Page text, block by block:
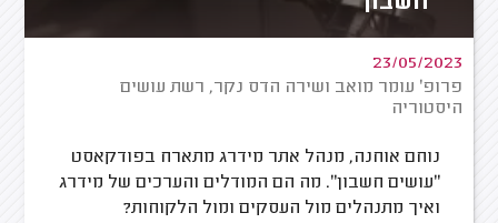
23/05/2023
פרופ' עומר מואב ושירה הדס נקר, רשת עושים
היסטוריה
נוחם אוחנה, מנהל אתר מידרג מתארח בפודקאסט
"עושים חשבון". מה הם המודלים והערכים של מידרג
ואיך מתנהלים מול העסקים ומול הלקוחות?